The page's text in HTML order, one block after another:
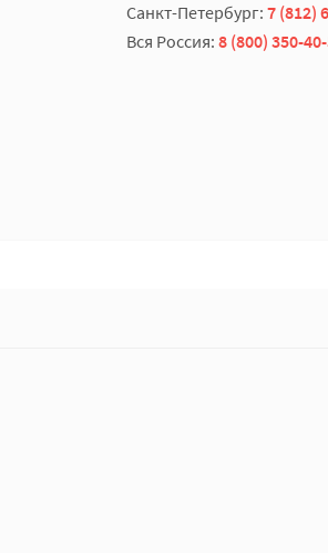
Санкт-Петербург: 7 (812)
Вся Россия: 8 (800) 350-